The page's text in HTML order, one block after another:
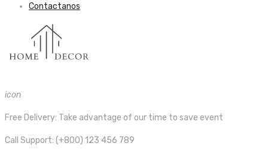
Contactanos
icon
Free Delivery: Take advantage of our time to save event
Call Support: (+800) 123 456 789